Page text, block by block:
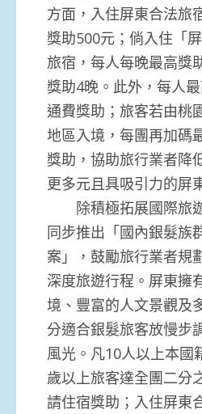
方面，入住屏東合法旅
獎助500元；倘入住「
旅宿，每人每晚最高獎
獎助4晚。此外，每人
通費獎助；旅客若由桃
地區入境，每團再加碼
獎助，協助旅行業者降
更多元且具吸引力的屏
除積極拓展國際旅
同步推出「國內銀髮族
案」，鼓勵旅行業者規
深度旅遊行程。屏東擁
境、豐富的人文景觀及
分適合銀髮旅客放慢步
風光。凡10人以上本國
歲以上旅客達全團二分
請住宿獎助；入住屏東